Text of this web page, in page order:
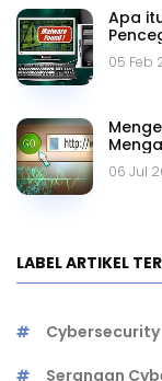
Apa
05 Feb
06 Jul
LABEL ARTIKEL
Cybersecurity
Serangan